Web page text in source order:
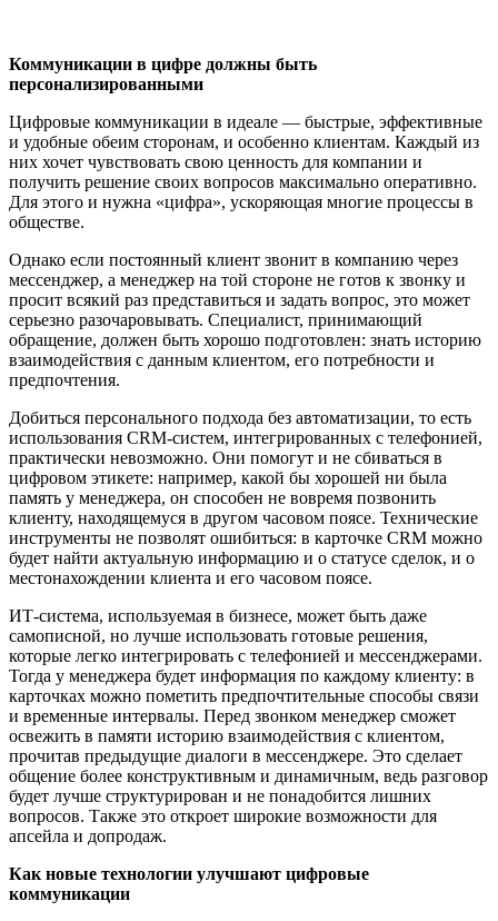
Коммуникации в цифре должны быть
персонализированными
Цифровые коммуникации в идеале — быстрые, эффективные
и удобные обеим сторонам, и особенно клиентам. Каждый из
них хочет чувствовать свою ценность для компании и
получить решение своих вопросов максимально оперативно.
Для этого и нужна «цифра», ускоряющая многие процессы в
обществе.
Однако если постоянный клиент звонит в компанию через
мессенджер, а менеджер на той стороне не готов к звонку и
просит всякий раз представиться и задать вопрос, это может
серьезно разочаровывать. Специалист, принимающий
обращение, должен быть хорошо подготовлен: знать историю
взаимодействия с данным клиентом, его потребности и
предпочтения.
Добиться персонального подхода без автоматизации, то есть
использования CRM-систем, интегрированных с телефонией,
практически невозможно. Они помогут и не сбиваться в
цифровом этикете: например, какой бы хорошей ни была
память у менеджера, он способен не вовремя позвонить
клиенту, находящемуся в другом часовом поясе. Технические
инструменты не позволят ошибиться: в карточке CRM можно
будет найти актуальную информацию и о статусе сделок, и о
местонахождении клиента и его часовом поясе.
ИТ-система, используемая в бизнесе, может быть даже
самописной, но лучше использовать готовые решения,
которые легко интегрировать с телефонией и мессенджерами.
Тогда у менеджера будет информация по каждому клиенту: в
карточках можно пометить предпочтительные способы связи
и временные интервалы. Перед звонком менеджер сможет
освежить в памяти историю взаимодействия с клиентом,
прочитав предыдущие диалоги в мессенджере. Это сделает
общение более конструктивным и динамичным, ведь разговор
будет лучше структурирован и не понадобится лишних
вопросов. Также это откроет широкие возможности для
апсейла и допродаж.
Как новые технологии улучшают цифровые
коммуникации